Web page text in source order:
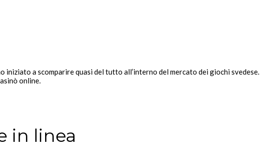
a scomparire quasi del tutto all’interno del mercato dei giochi svedese.
online.
in linea